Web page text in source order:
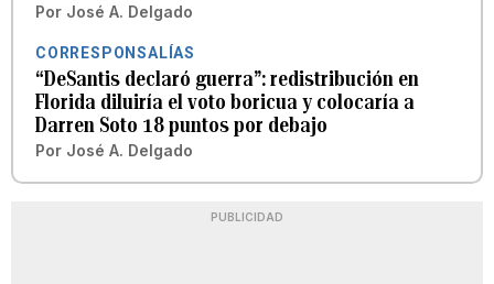
Por José A. Delgado
CORRESPONSALÍAS
“DeSantis declaró guerra”: redistribución en
Florida diluiría el voto boricua y colocaría a
Darren Soto 18 puntos por debajo
Por José A. Delgado
PUBLICIDAD